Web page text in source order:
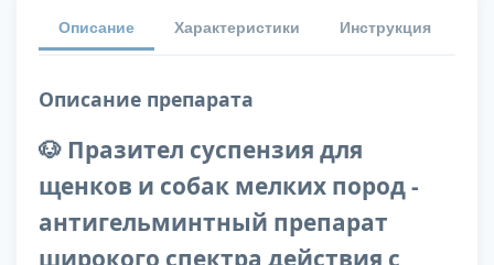
Описание Характеристики Инструкция
Описание препарата
🐶 Празител суспензия для
щенков и собак мелких пород -
антигельминтный препарат
широкого спектра действия с